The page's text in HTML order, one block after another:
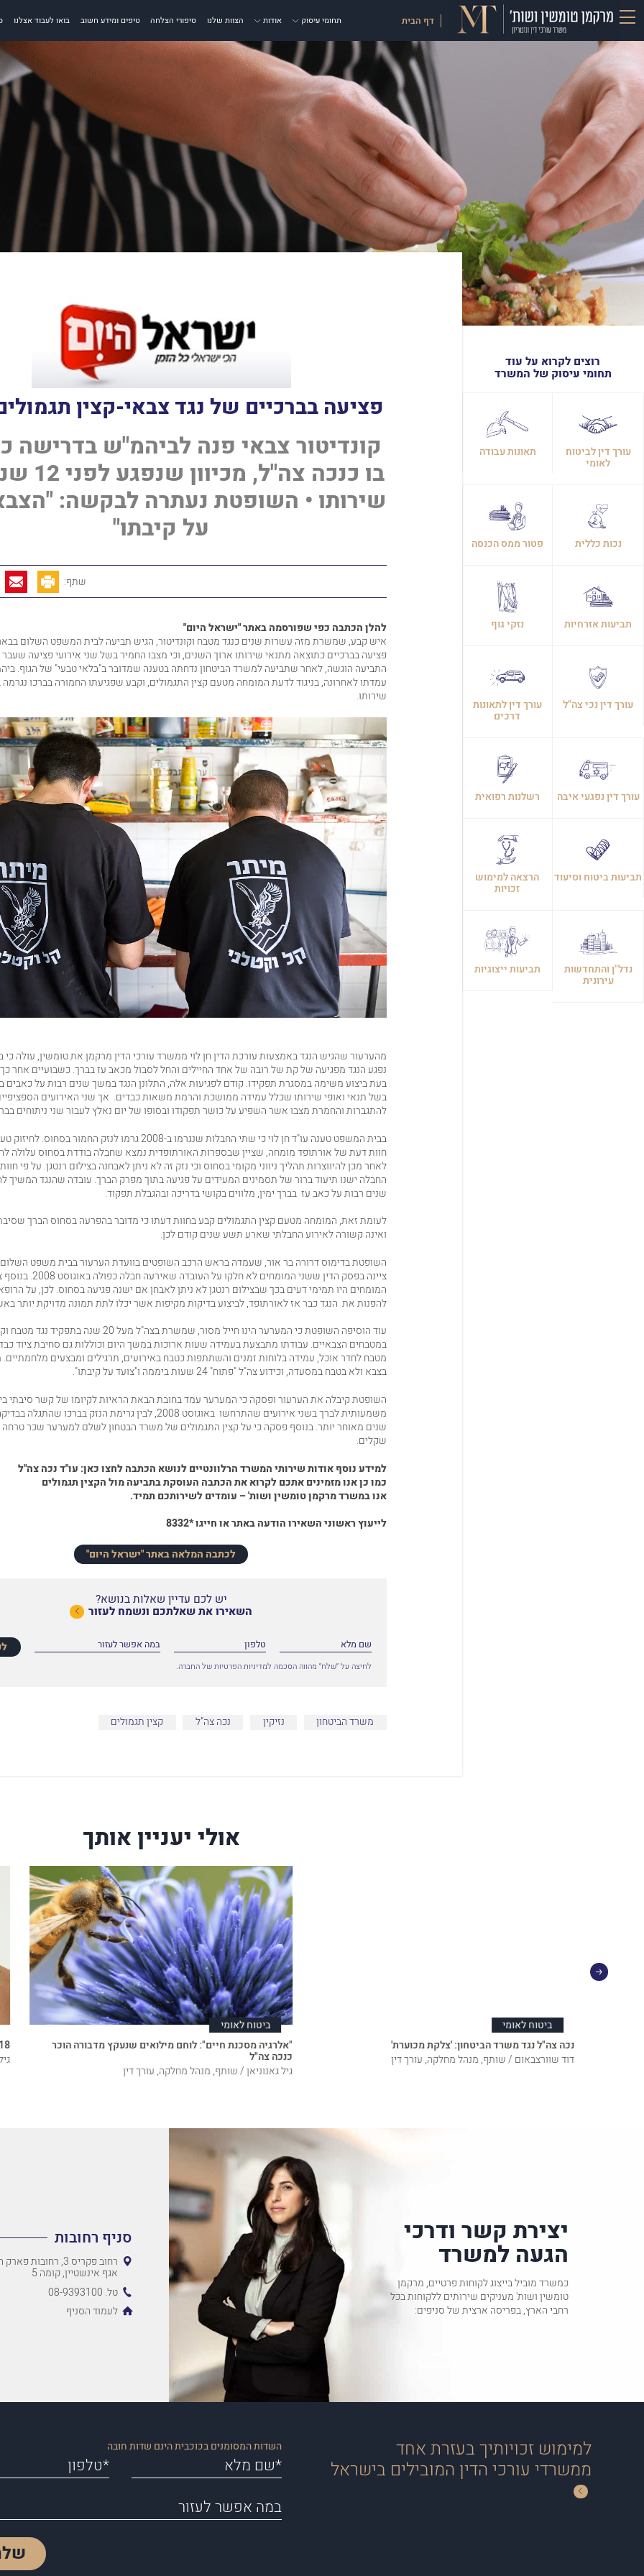
דף הבית תחומי עיסוק אודות הצוות שלנו סיפורי הצלחה טיפים ומידע חשוב בואו לעבוד אצלנו
רוצים לקרוא על עוד
תחומי עיסוק של המשרד
עורך דין לביטוח
לאומי
תאונות עבודה
נכות כללית פטור ממס הכנסה
תביעות אזרחיות נזקי גוף
עורך דין נכי צה"ל עורך דין לתאונות
דרכים
עורך דין נפגעי איבה רשלנות רפואית
תביעות ביטוח וסיעוד הרצאה למימוש
זכויות
נדל"ן והתחדשות
עירונית
תביעות ייצוגיות
פציעה בברכיים של נגד צבאי-קצין
קונדיטור צבאי פנה לביהמ"ש בדרישה
בו כנכה
שירותו • השופטת נעתרה לבקשה:
על קיבתו"
שתף:
להלן הכתבה כפי שפורסמה באתר "ישראל היום"
איש קבע, שמשרת מזה עשרות שנים כנגד מטבח וקונדיטור, הגיש תביעה לבית המשפט השלום
התביעה הוגשה, לאחר שתביעה למשרד הביטחון נדחתה בטענה שמדובר ב"בלאי טבעי" של הגוף.
עמדתו לאחרונה, בניגוד לדעת המומחה מטעם קצין התגמולים, וקבע שפגיעתו החמורה בברכו
שירותו.
מהערעור שהגיש הנגד באמצעות עורכת הדיןחן לויממשרד עורכי הדיןמרקמן את טומשין
נפגע הנגד מפגיעה של קת של רובה של אחד החיילים והחל לסבול מכאב עז בברך. כשבועיים אחר
בעת ביצוע משימה במסגרת תפקידו. קודם לפגיעות אלה, התלונן הנגד במשך שנים רבות על כאבים
בשל תנאי ואופי שירותו שכלל עמידה ממושכת והרמת משאות כבדים. אך שני האירועים
להתגברות והחמרת מצבו אשר השפיע על כושר תפקודו ובסופו של יום נאלץ לעבור שני ניתוחים
בבית המשפט טענה עו"ד חן לוי כי שתי החבלות שנגרמו ב-2008 גרמו לנזק החמור
חוות דעת של אורתופד מומחה, שציין שבספרות האורתופדית נמצא שחבלה בודדת בסחוס עלולה
לאחר מכן להיווצרות תהליך ניווני מקומי בסחוס וכי נזק זה לא ניתן לאבחנה בצילום רנטגן. על פי
החבלה ישנו תיעוד ברור של תסמינים המעידים על פגיעה בתוך מפרק הברך. עובדה שהנגד המשיך
שנים רבות על כאב עז בברך ימין, מלווים בקושי בדריכה ובהגבלת תפקוד.
לעומת זאת, המומחה מטעם קצין התגמולים קבע בחוות דעתו כי מדובר בהפרעה בסחוס הברך
ואינה קשורה לאירוע החבלתי שארע תשע שנים קודם לכן.
השופטת בדימוס דרורה בר אור, שעמדה בראש הרכב השופטים בוועדת הערעור בבית משפט
ציינה בפסק הדין ששני המומחים לא
המומחים היו תמימי דעים בכך שבצילום רנטגן לא ניתן לאבחן אם ישנה פגיעה בסחוס. לכן, על
להפנות את הנגד כבר אז לאורתופד, לביצוע בדיקות מקיפות אשר יכלו לתת תמונה מדויקת יותר
עוד הוסיפה השופטת כי המערער הינו חייל מסור, שמשרת בצה"ל מעל 20 שנה
במטבחים הצבאיים. עבודתו מתבצעת בעמידה שעות ארוכות במשך היום וכוללות גם סחיבת ציוד כבד,
מטבח לחדר אוכל, עמידה בלוחות זמנים והשתתפות כטבח באירועים, תרגילים ומבצעים מלחמתיים.
בצבא ולא בטבח במסעדה, וכידוע צה"ל "פתוח" 24 שעות ביממה ו"צועד על קיבתו".
השופטת קיבלה את הערעור ופסקה כי המערער עמד בחובת הבאת הראיות לקיומו של קשר סיבתי
שנים מאוחר יותר. בנוסף פסקה כי על קצין התגמולים שלמשרד הבטחון
שקלים.
למידע נוסף אודות שירותי המשרד הרלוונטיים לנושא הכתבה לחצו כאן: עו"ד נכה צה"ל
כמו כן אנו מזמינים אתכם לקרוא את הכתבה העוסקת בתביעה מול הקצין תגמולים
אנו במשרד מרקמן טומשין ושות' – עומדים לשירותכם תמיד.
לייעוץ ראשוניהשאירו הודעה באתראוחייגו *8332
לכתבה המלאה באתר "ישראל היום"
יש לכם עדיין שאלות בנושא?
השאירו את שאלתכם ונשמח לעזור
לחיצה על ״שלח״ מהווה הסכמה למדיניות הפרטיות של החברה.
משרד הביטחון נזיקין נכה צה"ל קצין תגמולים
אולי יעניין אותך
ביטוח לאומי
נכה צה"ל נגד משרד הביטחון: 'צלקת מכוערת'
דוד שוורצבאום / שותף, מנהל מחלקה, עורך דין
ביטוח לאומי
"אלרגיה מסכנת חיים": לוחם מילואים שנעקץ מדבורה הוכר
כנכה צה"ל
גיל גאנוניאן / שותף, מנהל מחלקה, עורך דין
18 שנה לאחר שחרורו מהצבא - חולה
יצירת קשר ודרכי
הגעה למשרד
כמשרד מוביל בייצוג לקוחות פרטיים, מרקמן
טומשין ושות' מעניקים שירותים ללקוחות בכל
רחבי הארץ, בפריסה ארצית של סניפים:
סניף רחובות
רחוב פקריס 3,
אגף אינשטיין, קומה 5
טל. 08-9393100
לעמוד הסניף
למימוש זכויותיך בעזרת אחד
ממשרדי עורכי הדין המובילים בישראל
השדות המסומנים בכוכבית הינם שדות חובה